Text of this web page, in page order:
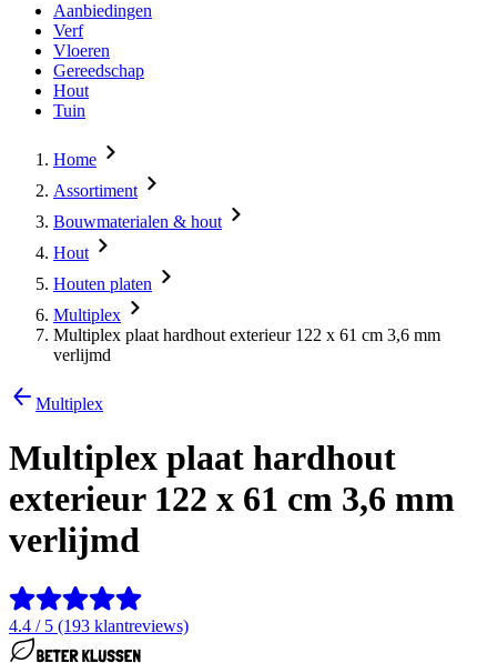
Aanbiedingen
Verf
Vloeren
Gereedschap
Hout
Tuin
Home
Assortiment
Bouwmaterialen & hout
Hout
Houten platen
Multiplex
Multiplex plaat hardhout exterieur 122 x 61 cm 3,6 mm
verlijmd
Multiplex
Multiplex plaat hardhout
exterieur 122 x 61 cm 3,6 mm
verlijmd
4.4 / 5 (193 klantreviews)